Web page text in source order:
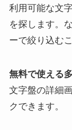
利用可能な文
を探します。
ーで絞り込む
無料で使える
文字盤の詳細
クできます。